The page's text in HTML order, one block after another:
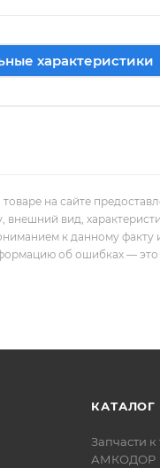
характеристики
на сайте
внешний вид,
к данному
об ошибках — это
Запчасти к
АМКОДОР